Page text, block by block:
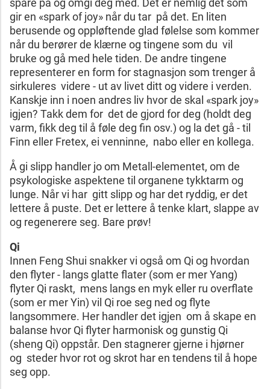
gir en «spark of joy» når du tar på det. En liten
berusende og oppløftende glad følelse som kommer
når du berører de klærne og tingene som du vil
bruke og gå med hele tiden. De andre tingene
representerer en form for stagnasjon som trenger å
sirkuleres videre - ut av livet ditt og videre i verden.
Kanskje inn i noen andres liv hvor de skal «spark joy»
igjen? Takk dem for det de gjord for deg (holdt deg
varm, fikk deg til å føle deg fin osv.) og la det gå - til
Finn eller Fretex, ei venninne, nabo eller en kollega.
Å gi slipp handler jo om Metall-elementet, om de
psykologiske aspektene til organene tykktarm og
lunge. Når vi har gitt slipp og har det ryddig, er det
lettere å puste. Det er lettere å tenke klart, slappe av
og regenerere seg. Bare prøv!
Qi
Innen Feng Shui snakker vi også om Qi og hvordan
den flyter - langs glatte flater (som er mer Yang)
flyter Qi raskt, mens langs en myk eller ru overflate
(som er mer Yin) vil Qi roe seg ned og flyte
langsommere. Her handler det igjen om å skape en
balanse hvor Qi flyter harmonisk og gunstig Qi
(sheng Qi) oppstår. Den stagnerer gjerne i hjørner
og steder hvor rot og skrot har en tendens til å hope
seg opp.